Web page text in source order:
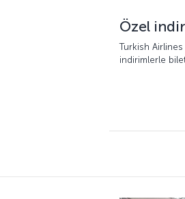
Özel
Turkish Airlines
indirimlerle